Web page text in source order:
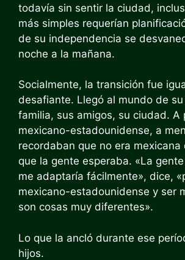
todavía sin sentir la ciudad,
más simples requerían
de su independencia se
noche a la mañana.
Socialmente, la transición fue
desafiante. Llegó al mundo de
familia, sus amigos, su ciudad. A
mexicano-estadounidense, a
recordaban que no era mexicana
que la gente esperaba. «La
me adaptaría fácilmente», dice,
mexicano-estadounidense y ser
son cosas muy diferentes».
Lo que la ancló durante ese
hijos.